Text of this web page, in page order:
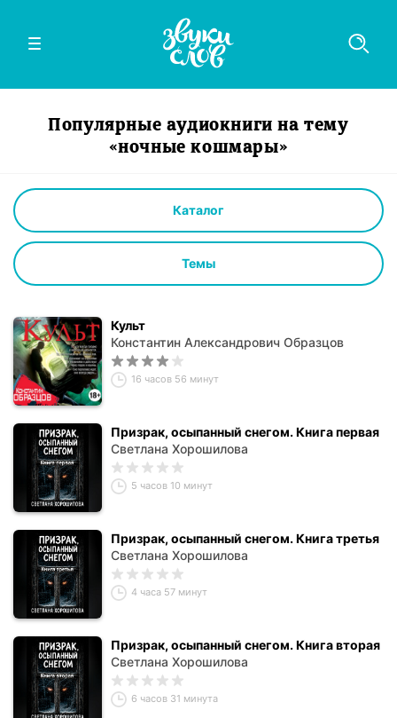
Популярные аудиокниги на тему
«ночные кошмары»
Каталог
Темы
Культ
Константин Александрович Образцов
16 часов 56 минут
Призрак, осыпанный снегом. Книга первая
Светлана Хорошилова
5 часов 10 минут
Призрак, осыпанный снегом. Книга третья
Светлана Хорошилова
4 часа 57 минут
Призрак, осыпанный снегом. Книга вторая
Светлана Хорошилова
6 часов 31 минута